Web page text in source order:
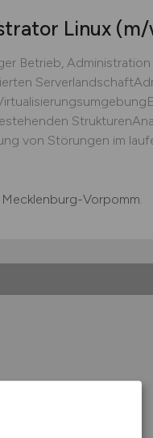
Linux
Betrieb,
von Störungen im
Mecklenburg-Vorpomm.